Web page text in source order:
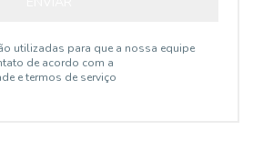
utilizadas para que a nossa equipe
de acordo com a
e termos de serviço